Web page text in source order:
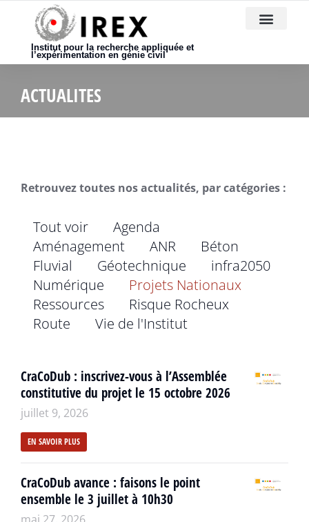
Institut pour la recherche appliquée et
l’expérimentation en génie civil
ACTUALITES
Retrouvez toutes nos actualités, par catégories :
Tout voir
Agenda
Aménagement
ANR
Béton
Fluvial
Géotechnique
infra2050
Numérique
Projets Nationaux
Ressources
Risque Rocheux
Route
Vie de l'Institut
CraCoDub : inscrivez-vous à l’Assemblée
constitutive du projet le 15 octobre 2026
juillet 9, 2026
EN SAVOIR PLUS
CraCoDub avance : faisons le point
ensemble le 3 juillet à 10h30
mai 27, 2026